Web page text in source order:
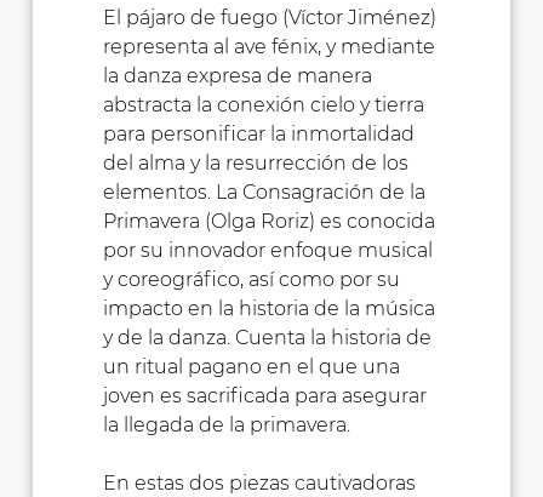
El pájaro de fuego (Víctor Jiménez)
representa al ave fénix, y mediante
la danza expresa de manera
abstracta la conexión cielo y tierra
para personificar la inmortalidad
del alma y la resurrección de los
elementos. La Consagración de la
Primavera (Olga Roriz) es conocida
por su innovador enfoque musical
y coreográfico, así como por su
impacto en la historia de la música
y de la danza. Cuenta la historia de
un ritual pagano en el que una
joven es sacrificada para asegurar
la llegada de la primavera.
En estas dos piezas cautivadoras